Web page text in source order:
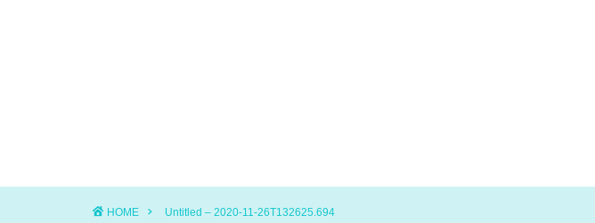
HOME Untitled – 2020-11-26T132625.694